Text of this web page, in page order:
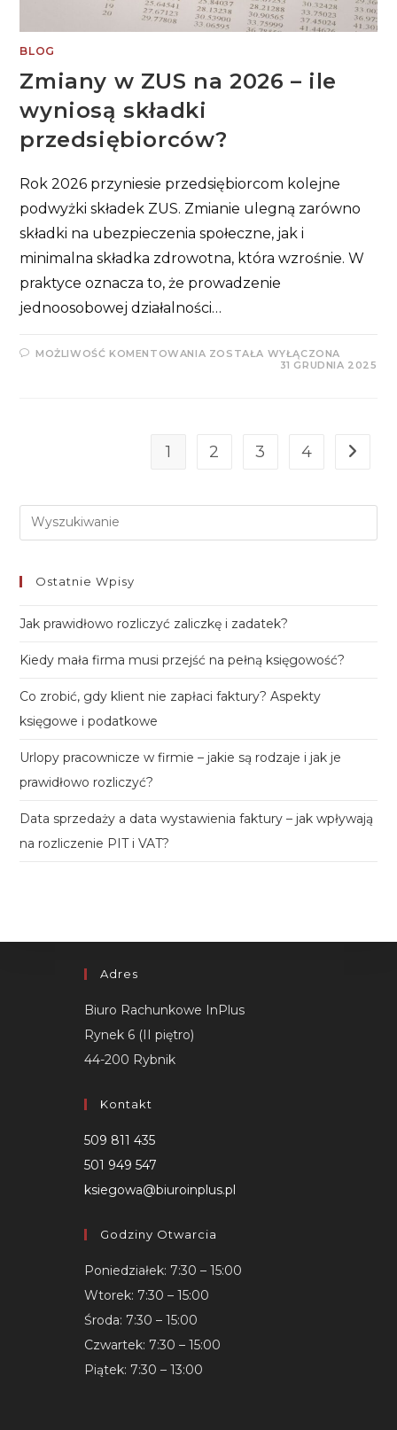
BLOG
Zmiany w ZUS na 2026 – ile
wyniosą składki
przedsiębiorców?
Rok 2026 przyniesie przedsiębiorcom kolejne
podwyżki składek ZUS. Zmianie ulegną zarówno
składki na ubezpieczenia społeczne, jak i
minimalna składka zdrowotna, która wzrośnie. W
praktyce oznacza to, że prowadzenie
jednoosobowej działalności…
MOŻLIWOŚĆ KOMENTOWANIA ZMIANY
SKŁADKI
PRZEDSIĘBIORCÓW?
ZOSTAŁA WYŁĄCZONA
31 GRUDNIA 2025
1 2 3 4 Go to
Ostatnie Wpisy
Jak prawidłowo rozliczyć zaliczkę i zadatek?
Kiedy mała firma musi przejść na pełną księgowość?
Co zrobić, gdy klient nie zapłaci faktury? Aspekty
księgowe i podatkowe
Urlopy pracownicze w firmie – jakie są rodzaje i jak je
prawidłowo rozliczyć?
Data sprzedaży a data wystawienia faktury – jak wpływają
na rozliczenie PIT i VAT?
Adres
Biuro Rachunkowe InPlus
Rynek 6 (II piętro)
44-200 Rybnik
Kontakt
509 811 435
501 949 547
ksiegowa@biuroinplus.pl
Godziny Otwarcia
Poniedziałek: 7:30 – 15:00
Wtorek: 7:30 – 15:00
Środa: 7:30 – 15:00
Czwartek: 7:30 – 15:00
Piątek: 7:30 – 13:00